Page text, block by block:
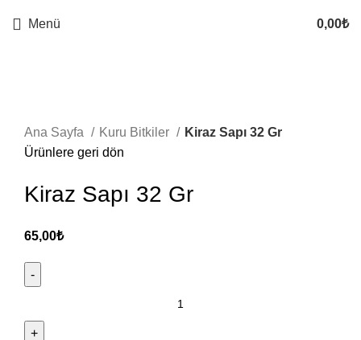
Menü 0,00₺
Ana Sayfa
Kuru Bitkiler
Kiraz Sapı 32 Gr
Ürünlere geri dön
Kiraz Sapı 32 Gr
65,00₺